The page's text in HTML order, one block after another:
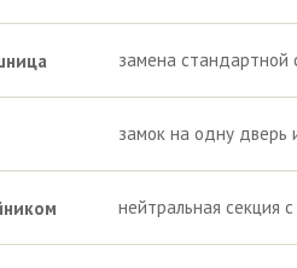
замена стандартной
замок на одну дверь
нейтральная секция